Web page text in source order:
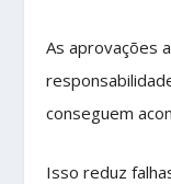
As aprovações
conseguem
Isso reduz